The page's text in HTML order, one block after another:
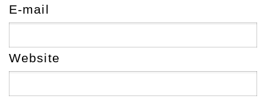
E-mail
Website